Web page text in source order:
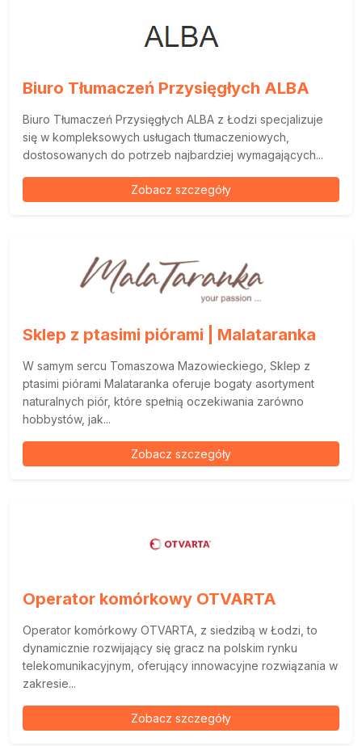
Biuro Tłumaczeń Przysięgłych ALBA
Biuro Tłumaczeń Przysięgłych ALBA z Łodzi specjalizuje
się w kompleksowych usługach tłumaczeniowych,
dostosowanych do potrzeb najbardziej wymagających...
Zobacz szczegóły
Sklep z ptasimi piórami | Malataranka
W samym sercu Tomaszowa Mazowieckiego, Sklep z
ptasimi piórami Malataranka oferuje bogaty asortyment
naturalnych piór, które spełnią oczekiwania zarówno
hobbystów, jak...
Zobacz szczegóły
Operator komórkowy OTVARTA
Operator komórkowy OTVARTA, z siedzibą w Łodzi, to
dynamicznie rozwijający się gracz na polskim rynku
telekomunikacyjnym, oferujący innowacyjne rozwiązania w
zakresie...
Zobacz szczegóły